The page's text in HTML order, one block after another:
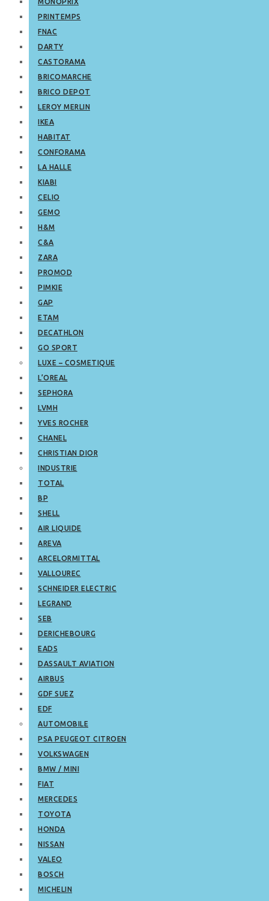
PRINTEMPS
FNAC
DARTY
CASTORAMA
BRICOMARCHE
BRICO DEPOT
LEROY MERLIN
IKEA
HABITAT
CONFORAMA
LA HALLE
KIABI
CELIO
GEMO
H&M
C&A
ZARA
PROMOD
PIMKIE
GAP
ETAM
DECATHLON
GO SPORT
LUXE – COSMETIQUE
L’OREAL
SEPHORA
LVMH
YVES ROCHER
CHANEL
CHRISTIAN DIOR
INDUSTRIE
TOTAL
BP
SHELL
AIR LIQUIDE
AREVA
ARCELORMITTAL
VALLOUREC
SCHNEIDER ELECTRIC
LEGRAND
SEB
DERICHEBOURG
EADS
DASSAULT AVIATION
AIRBUS
GDF SUEZ
EDF
AUTOMOBILE
PSA PEUGEOT CITROEN
VOLKSWAGEN
BMW / MINI
FIAT
MERCEDES
TOYOTA
HONDA
NISSAN
VALEO
BOSCH
MICHELIN